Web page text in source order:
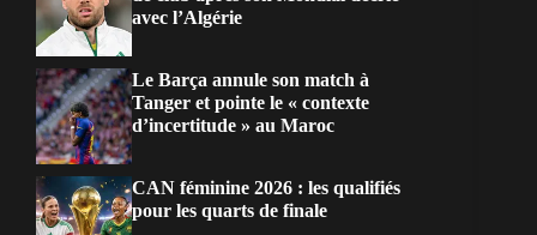
avec l’Algérie
Le Barça annule son match à
Tanger et pointe le « contexte
d’incertitude » au Maroc
CAN féminine 2026 : les qualifiés
pour les quarts de finale